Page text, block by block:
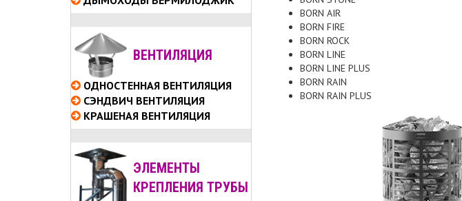
BORN AIR
BORN FIRE
BORN ROCK
BORN LINE
BORN LINE PLUS
BORN RAIN
BORN RAIN PLUS
ВЕНТИЛЯЦИЯ
ОДНОСТЕННАЯ ВЕНТИЛЯЦИЯ
СЭНДВИЧ ВЕНТИЛЯЦИЯ
КРАШЕНАЯ ВЕНТИЛЯЦИЯ
ЭЛЕМЕНТЫ
КРЕПЛЕНИЯ ТРУБЫ